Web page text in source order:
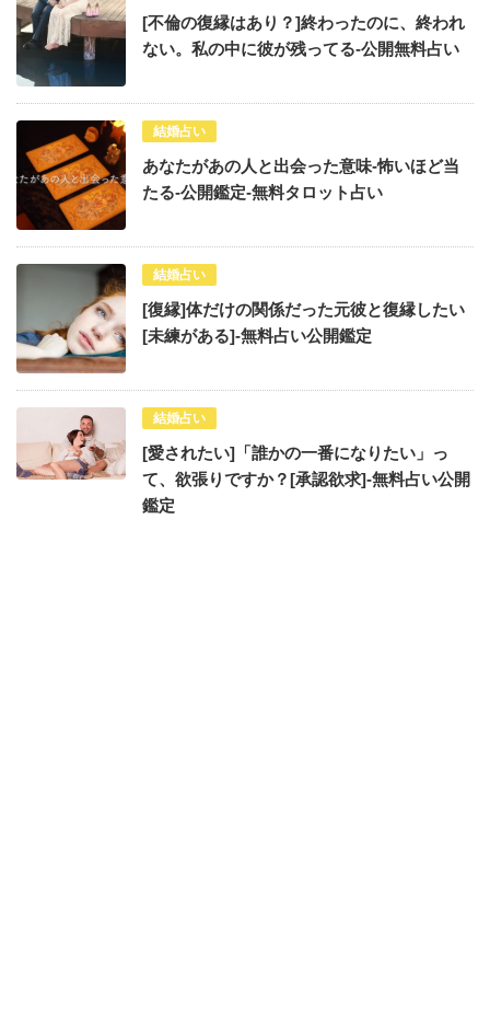
[不倫の復縁はあり？]終わったのに、終われ
ない。私の中に彼が残ってる-公開無料占い
結婚占い
あなたがあの人と出会った意味-怖いほど当
たる-公開鑑定-無料タロット占い
結婚占い
[復縁]体だけの関係だった元彼と復縁したい
[未練がある]-無料占い公開鑑定
結婚占い
[愛されたい]「誰かの一番になりたい」っ
て、欲張りですか？[承認欲求]-無料占い公開
鑑定